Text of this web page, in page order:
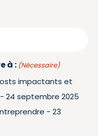
à : (Nécessaire)
impactants et
24 septembre 2025
- 23